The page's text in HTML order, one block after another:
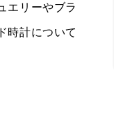
エリーやブラ
時計について